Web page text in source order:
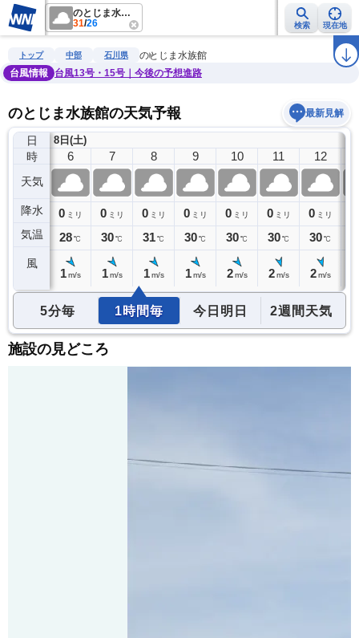
のとじま水族館
31/26 検索 現在地
雨雲レーダー 台風情報 地震情報 ラ
トップ 中部 石川県
のとじま水族館
台風情報
台風13号・15号｜今後の予想進路
のとじま水族館の天気予報 最新見解
日
時
天気
降水
気温
風
8日(土)
5
0ミリ
27℃
6
0 ミリ
28℃
1 m/s
7
0 ミリ
30℃
1 m/s
8
0 ミリ
31℃
1 m/s
9
0 ミリ
30℃
1 m/s
10
0 ミリ
30℃
2 m/s
11
0 ミリ
30℃
2 m/s
12
0 ミリ
30℃
2 m/s
5分毎 1時間毎 今日明日 2週間天気
施設の見どころ